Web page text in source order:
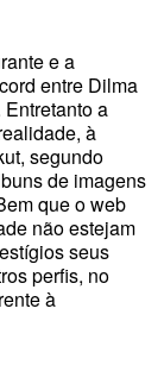
e a
entre Dilma
a
à
segundo
de imagens
que o web
não estejam
seus
perfis, no
à